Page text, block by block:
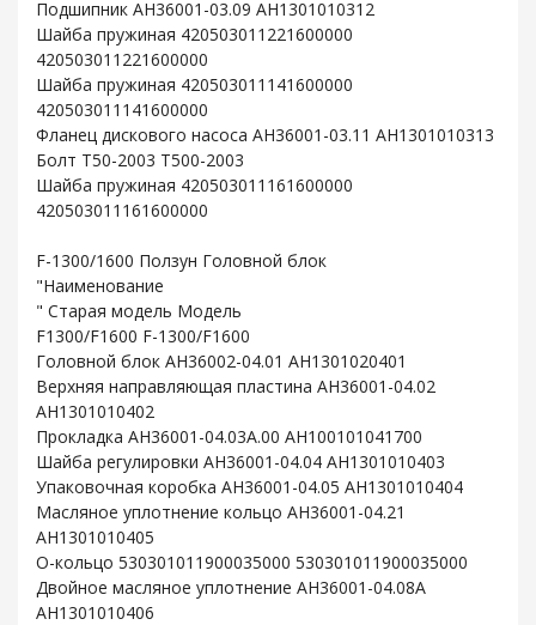
Подшипник AH36001-03.09 AH1301010312
Шайба пружиная 420503011221600000
420503011221600000
Шайба пружиная 420503011141600000
420503011141600000
Фланец дискового насоса AH36001-03.11 AH1301010313
Болт T50-2003 T500-2003
Шайба пружиная 420503011161600000
420503011161600000
F-1300/1600 Ползун Головной блок
"Наименование
" Старая модель Модель
F1300/F1600 F-1300/F1600
Головной блок AH36002-04.01 AH1301020401
Верхняя направляющая пластина AH36001-04.02
AH1301010402
Прокладка AH36001-04.03A.00 AH100101041700
Шайба регулировки AH36001-04.04 AH1301010403
Упаковочная коробка AH36001-04.05 AH1301010404
Масляное уплотнение кольцо AH36001-04.21
AH1301010405
O-кольцо 530301011900035000 530301011900035000
Двойное масляное уплотнение AH36001-04.08A
AH1301010406